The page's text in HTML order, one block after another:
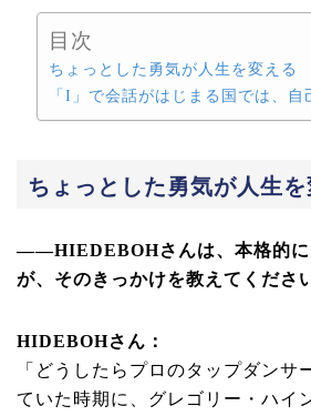
目次
ちょっとした勇気が人生を変える
「I」で会話がはじまる国では、自
ちょっとした勇気が人生を
――HIEDEBOHさんは、本格的に
が、そのきっかけを教えてくださ
HIDEBOHさん：
「どうしたらプロのタップダン
ていた時期に、グレゴリー・ハイ